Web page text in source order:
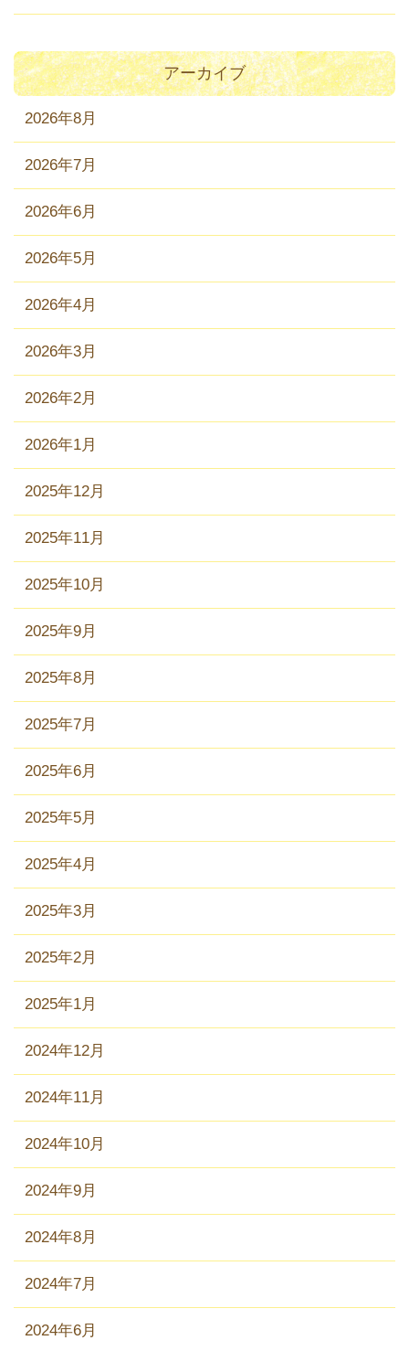
アーカイブ
2026年8月
2026年7月
2026年6月
2026年5月
2026年4月
2026年3月
2026年2月
2026年1月
2025年12月
2025年11月
2025年10月
2025年9月
2025年8月
2025年7月
2025年6月
2025年5月
2025年4月
2025年3月
2025年2月
2025年1月
2024年12月
2024年11月
2024年10月
2024年9月
2024年8月
2024年7月
2024年6月